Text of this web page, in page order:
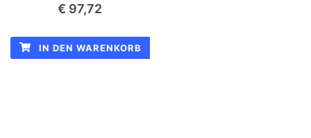
€ 97,72
IN DEN WARENKORB